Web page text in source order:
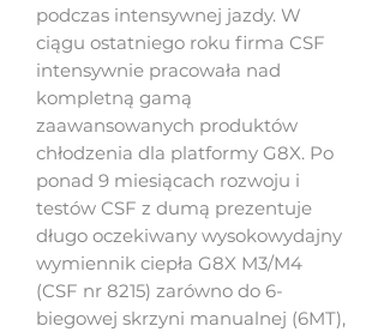
podczas intensywnej jazdy. W
ciągu ostatniego roku firma CSF
intensywnie pracowała nad
kompletną gamą
zaawansowanych produktów
chłodzenia dla platformy G8X. Po
ponad 9 miesiącach rozwoju i
testów CSF z dumą prezentuje
długo oczekiwany wysokowydajny
wymiennik ciepła G8X M3/M4
(CSF nr 8215) zarówno do 6-
biegowej skrzyni manualnej (6MT),